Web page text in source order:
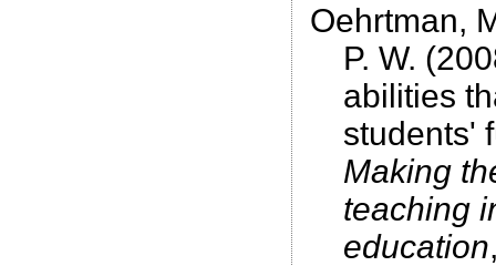
Oehrtman,
P. W.
abilities
students'
Making
teaching
education